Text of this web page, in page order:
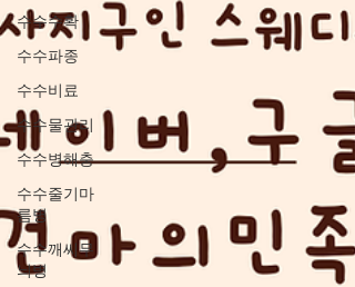
수수수확
수수파종
수수비료
수수물관리
수수병해충
수수줄기마
름병
수수깨씨무
늬병